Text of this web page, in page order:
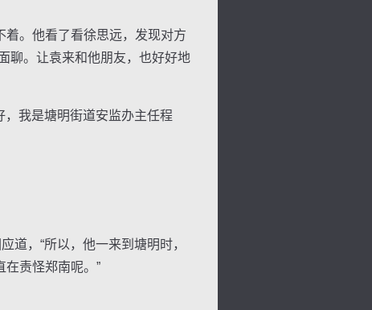
。他看了看徐思远，发现对方
聊。让袁来和他朋友，也好好地
我是塘明街道安监办主任程
，“所以，他一来到塘明时，
责怪郑南呢。”